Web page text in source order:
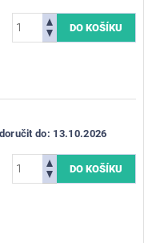
do: 13.10.2026